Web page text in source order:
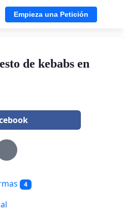
Empieza una Petición
de kebabs en
4